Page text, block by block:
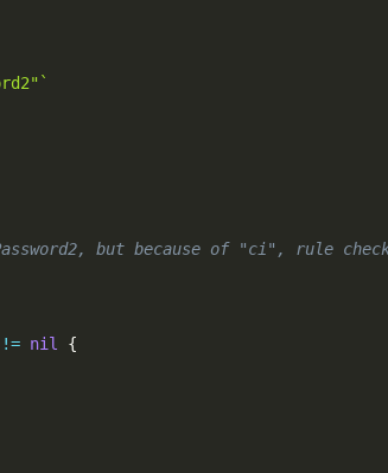
but because of "ci", rule check
!= nil
{